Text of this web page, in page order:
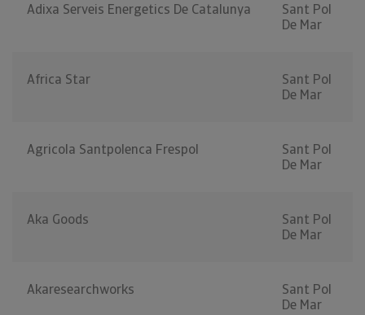
Adixa Serveis Energetics De Catalunya
Sant Pol
De Mar
Africa Star
Sant Pol
De Mar
Agricola Santpolenca Frespol
Sant Pol
De Mar
Aka Goods
Sant Pol
De Mar
Akaresearchworks
Sant Pol
De Mar